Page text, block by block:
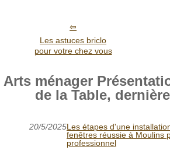
Les astuces briclo
pour votre chez vous
Arts ménager
de la Table,
20/5/2025Les étapes d'une
fenêtres réussie à Moulins
professionnel